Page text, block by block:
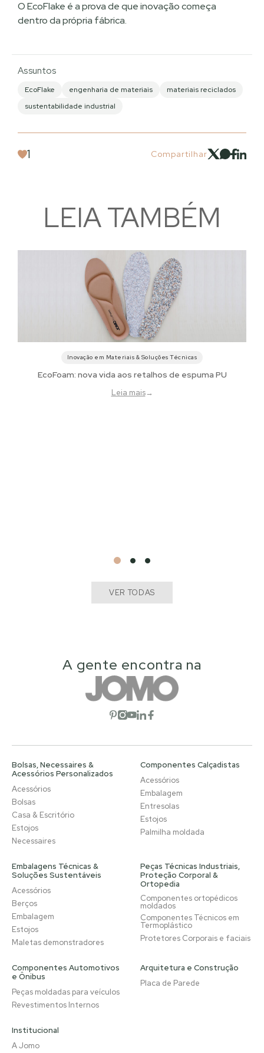
O EcoFlake é a prova de que inovação começa
dentro da própria fábrica.
Assuntos
EcoFlake engenharia de materiais
materiais reciclados
sustentabilidade industrial
1 Compartilhar
LEIA TAMBÉM
Inovação em Materiais & Soluções Técnicas
EcoFoam: nova vida aos retalhos de espuma PU
Leia mais→
VER TODAS
A gente encontra na
Abrir rede social
Abrir rede social
Abrir rede social
Abrir rede social
Abrir rede social
Bolsas, Necessaires &
Acessórios Personalizados
Acessórios
Bolsas
Casa & Escritório
Estojos
Necessaires
Componentes Calçadistas
Acessórios
Embalagem
Entresolas
Estojos
Palmilha moldada
Embalagens Técnicas &
Soluções Sustentáveis
Acessórios
Berços
Embalagem
Estojos
Maletas demonstradores
Peças Técnicas Industriais,
Proteção Corporal &
Ortopedia
Componentes ortopédicos
moldados
Componentes Técnicos em
Termoplástico
Protetores Corporais e faciais
Componentes Automotivos
e Ônibus
Peças moldadas para veículos
Revestimentos Internos
Arquitetura e Construção
Placa de Parede
Institucional
A Jomo